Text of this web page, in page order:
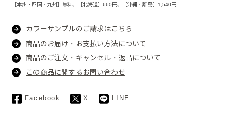
［本州・四国・九州］無料、［北海道］660円、［沖縄・離島］1,540円
カラーサンプルのご請求はこちら
商品のお届け・お支払い方法について
商品のご注文・キャンセル・返品について
この商品に関するお問い合わせ
Facebook X LINE